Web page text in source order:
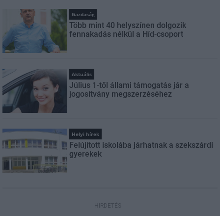
Gazdaság
Több mint 40 helyszínen dolgozik
fennakadás nélkül a Híd-csoport
Aktuális
Július 1-től állami támogatás jár a
jogosítvány megszerzéséhez
Helyi hírek
Felújított iskolába járhatnak a szekszárdi
gyerekek
HIRDETÉS